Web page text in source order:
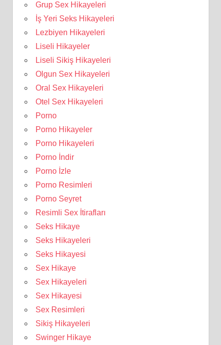
Grup Sex Hikayeleri
İş Yeri Seks Hikayeleri
Lezbiyen Hikayeleri
Liseli Hikayeler
Liseli Sikiş Hikayeleri
Olgun Sex Hikayeleri
Oral Sex Hikayeleri
Otel Sex Hikayeleri
Porno
Porno Hikayeler
Porno Hikayeleri
Porno İndir
Porno İzle
Porno Resimleri
Porno Seyret
Resimli Sex İtirafları
Seks Hikaye
Seks Hikayeleri
Seks Hikayesi
Sex Hikaye
Sex Hikayeleri
Sex Hikayesi
Sex Resimleri
Sikiş Hikayeleri
Swinger Hikaye